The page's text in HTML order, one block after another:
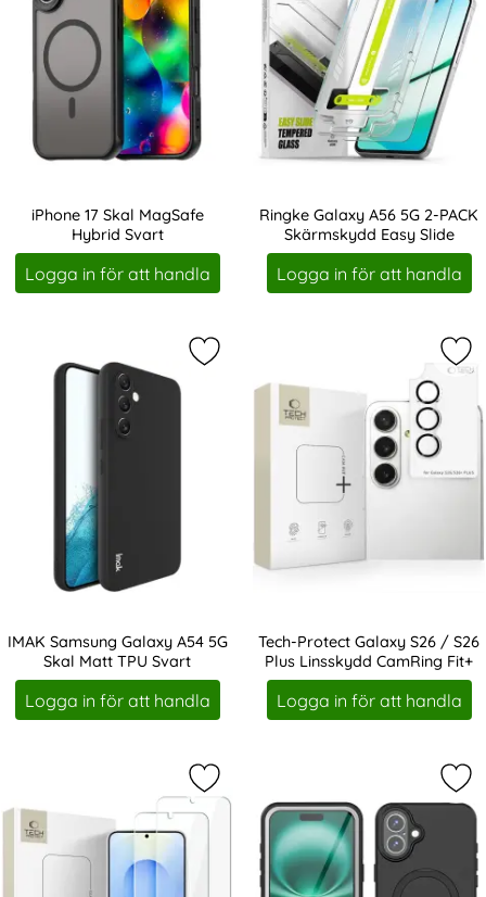
iPhone 17 Skal MagSafe
Hybrid Svart
Art. nr 239261
Logga in för att handla
Ringke Galaxy A56 5G 2-PACK
Skärmskydd Easy Slide
Art. nr 238164
Logga in för att handla
IMAK Samsung Galaxy A54 5G
Skal Matt TPU Svart
Art. nr 215908
Logga in för att handla
Markera iMAK Samsung Galaxy
Tech-Protect Galaxy S26 / S26
Plus Linsskydd CamRing Fit+
Art. nr 246780
Logga in för att handla
Markera tech-Protect Galaxy S26